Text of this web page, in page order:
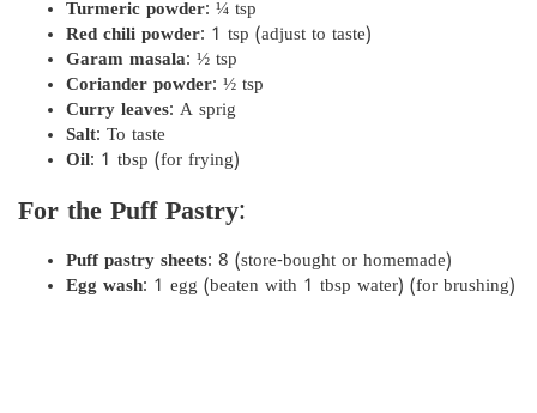
Turmeric powder: ¼ tsp
Red chili powder: 1 tsp (adjust to taste)
Garam masala: ½ tsp
Coriander powder: ½ tsp
Curry leaves: A sprig
Salt: To taste
Oil: 1 tbsp (for frying)
For the Puff Pastry:
Puff pastry sheets: 8 (store-bought or homemade)
Egg wash: 1 egg (beaten with 1 tbsp water) (for brushing)